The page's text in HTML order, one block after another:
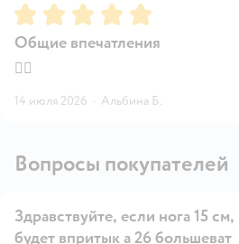
Рейтинг:5
Общие впечатления
👍🏻
14 июля 2026 · Альбина Б.
Вопросы покупателей
Здравствуйте, если нога 15 см,
будет впритык а 26 большеват